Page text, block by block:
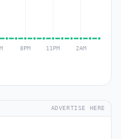
ADVERTISE HERE